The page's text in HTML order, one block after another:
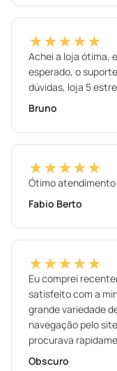
★★★★★
Achei a loja ótima,
esperado, o
dúvidas, loja 5
Bruno
★★★★★
Ótimo
Fabio Berto
★★★★★
Eu comprei
satisfeito com a
grande variedade
navegação pelo
procurava
Obscuro